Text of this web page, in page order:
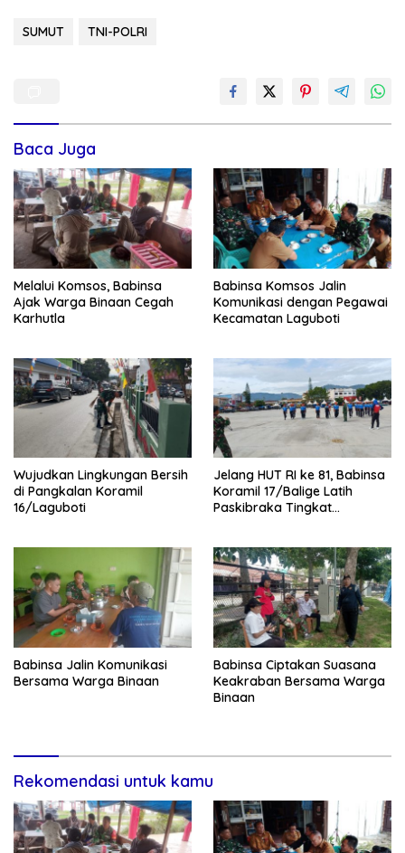
SUMUT TNI-POLRI
Baca Juga
Melalui Komsos, Babinsa
Ajak Warga Binaan Cegah
Karhutla
Babinsa Komsos Jalin
Komunikasi dengan Pegawai
Kecamatan Laguboti
Wujudkan Lingkungan Bersih
di Pangkalan Koramil
16/Laguboti
Jelang HUT RI ke 81, Babinsa
Koramil 17/Balige Latih
Paskibraka Tingkat
Babinsa Jalin Komunikasi
Bersama Warga Binaan
Babinsa Ciptakan Suasana
Keakraban Bersama Warga
Binaan
Rekomendasi untuk kamu